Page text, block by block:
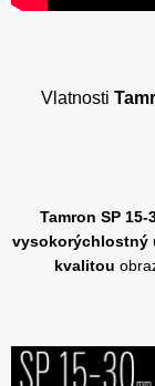
Vlatnosti
Tamron SP 15-
vysokorýchlostný
kvalitou